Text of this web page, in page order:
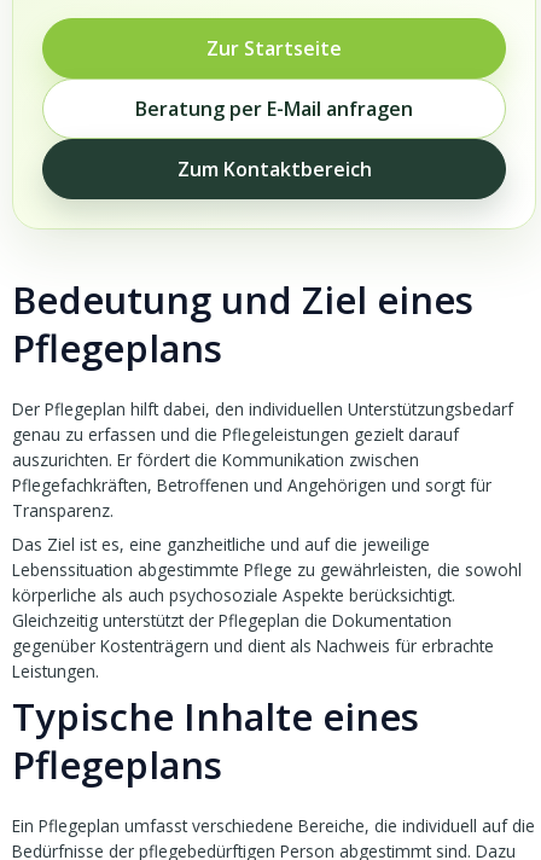
Zur Startseite
Beratung per E-Mail anfragen
Zum Kontaktbereich
Bedeutung und Ziel eines
Pflegeplans
Der Pflegeplan hilft dabei, den individuellen Unterstützungsbedarf
genau zu erfassen und die Pflegeleistungen gezielt darauf
auszurichten. Er fördert die Kommunikation zwischen
Pflegefachkräften, Betroffenen und Angehörigen und sorgt für
Transparenz.
Das Ziel ist es, eine ganzheitliche und auf die jeweilige
Lebenssituation abgestimmte Pflege zu gewährleisten, die sowohl
körperliche als auch psychosoziale Aspekte berücksichtigt.
Gleichzeitig unterstützt der Pflegeplan die Dokumentation
gegenüber Kostenträgern und dient als Nachweis für erbrachte
Leistungen.
Typische Inhalte eines
Pflegeplans
Ein Pflegeplan umfasst verschiedene Bereiche, die individuell auf die
Bedürfnisse der pflegebedürftigen Person abgestimmt sind. Dazu